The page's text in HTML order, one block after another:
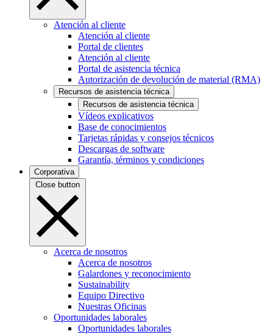
Atención al cliente
Atención al cliente
Portal de clientes
Atención al cliente
Portal de asistencia técnica
Autorización de devolución de material (RMA)
Recursos de asistencia técnica
Recursos de asistencia técnica
Vídeos explicativos
Base de conocimientos
Tarjetas rápidas y consejos técnicos
Descargas de software
Garantía, términos y condiciones
Corporativa
Close button
Acerca de nosotros
Acerca de nosotros
Galardones y reconocimiento
Sustainability
Equipo Directivo
Nuestras Oficinas
Oportunidades laborales
Oportunidades laborales